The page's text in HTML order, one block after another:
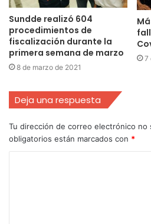
Sundde realizó 604
procedimientos de
fiscalización durante la
primera semana de marzo
8 de marzo de 2021
7
Deja una respuesta
Tu dirección de correo electrónico no
obligatorios están marcados con *